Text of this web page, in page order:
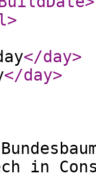
>
</day>
</day>
in